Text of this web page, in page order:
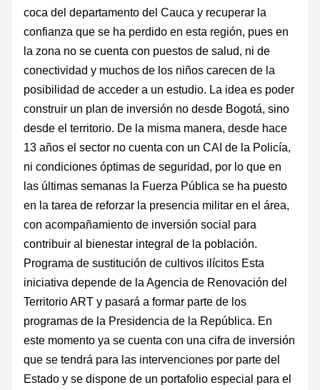
coca del departamento del Cauca y recuperar la
confianza que se ha perdido en esta región, pues en
la zona no se cuenta con puestos de salud, ni de
conectividad y muchos de los niños carecen de la
posibilidad de acceder a un estudio. La idea es poder
construir un plan de inversión no desde Bogotá, sino
desde el territorio. De la misma manera, desde hace
13 años el sector no cuenta con un CAI de la Policía,
ni condiciones óptimas de seguridad, por lo que en
las últimas semanas la Fuerza Pública se ha puesto
en la tarea de reforzar la presencia militar en el área,
con acompañamiento de inversión social para
contribuir al bienestar integral de la población.
Programa de sustitución de cultivos ilícitos Esta
iniciativa depende de la Agencia de Renovación del
Territorio ART y pasará a formar parte de los
programas de la Presidencia de la República. En
este momento ya se cuenta con una cifra de inversión
que se tendrá para las intervenciones por parte del
Estado y se dispone de un portafolio especial para el